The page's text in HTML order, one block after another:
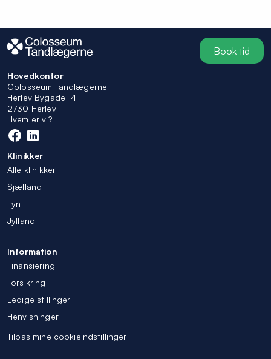
Book tid
Hovedkontor
Colosseum Tandlægerne
Herlev Bygade 14
2730 Herlev
Hvem er vi?
Klinikker
Alle klinikker
Sjælland
Fyn
Jylland
Information
Finansiering
Forsikring
Ledige stillinger
Henvisninger
Tilpas mine cookieindstillinger